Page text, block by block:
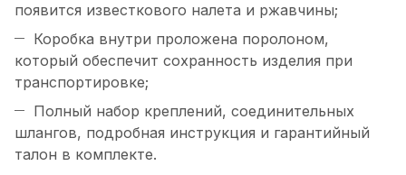
появится известкового налета и ржавчины;
Коробка внутри проложена поролоном,
который обеспечит сохранность изделия при
транспортировке;
Полный набор креплений, соединительных
шлангов, подробная инструкция и гарантийный
талон в комплекте.